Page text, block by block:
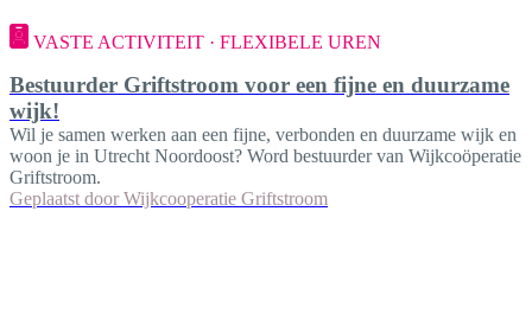
VASTE ACTIVITEIT · FLEXIBELE UREN
Bestuurder Griftstroom voor een fijne en duurzame
wijk!
Wil je samen werken aan een fijne, verbonden en duurzame wijk en
woon je in Utrecht Noordoost? Word bestuurder van Wijkcoöperatie
Griftstroom.
Geplaatst door Wijkcooperatie Griftstroom